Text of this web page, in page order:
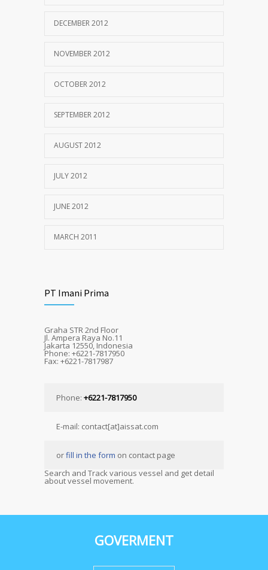
DECEMBER 2012
NOVEMBER 2012
OCTOBER 2012
SEPTEMBER 2012
AUGUST 2012
JULY 2012
JUNE 2012
MARCH 2011
PT Imani Prima
Graha STR 2nd Floor
Jl. Ampera Raya No.11
Jakarta 12550, Indonesia
Phone: +6221-7817950
Fax: +6221-7817987
Phone: +6221-7817950
E-mail: contact[at]aissat.com
orfill in the form on contact page
Search and Track various vessel and get detail
about vessel movement.
GOVERMENT